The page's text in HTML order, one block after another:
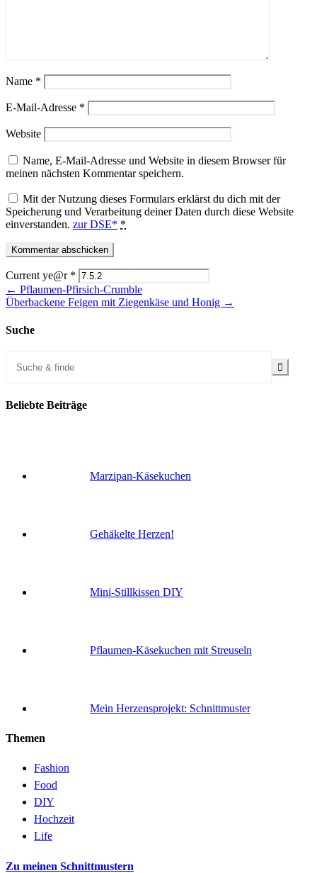
Name *
E-Mail-Adresse *
Website
Name, E-Mail-Adresse und Website in diesem Browser für
meinen nächsten Kommentar speichern.
Mit der Nutzung dieses Formulars erklärst du dich mit der
Speicherung und Verarbeitung deiner Daten durch diese Website
einverstanden. zur DSE* *
Current ye@r *
← Pflaumen-Pfirsich-Crumble
Überbackene Feigen mit Ziegenkäse und Honig →
Suche
Beliebte Beiträge
Marzipan-Käsekuchen
Gehäkelte Herzen!
Mini-Stillkissen DIY
Pflaumen-Käsekuchen mit Streuseln
Mein Herzensprojekt: Schnittmuster
Themen
Fashion
Food
DIY
Hochzeit
Life
Zu meinen Schnittmustern